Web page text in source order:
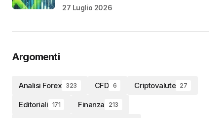
27 Luglio 2026
Argomenti
Analisi Forex 323 CFD 6 Criptovalute 27
Editoriali 171 Finanza 213